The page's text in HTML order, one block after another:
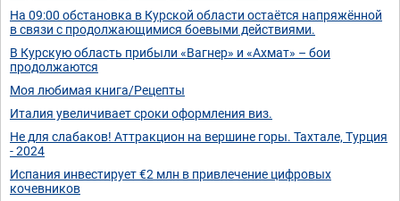
На 09:00 обстановка в Курской области остаётся напряжённой
в связи с продолжающимися боевыми действиями.
В Курскую область прибыли «Вагнер» и «Ахмат» – бои
продолжаются
Моя любимая книга/Рецепты
Италия увеличивает сроки оформления виз.
Не для слабаков! Аттракцион на вершине горы. Тахтале, Турция
- 2024
Испания инвестирует €2 млн в привлечение цифровых
кочевников